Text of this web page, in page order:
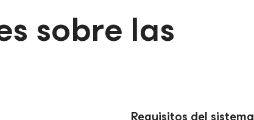
sobre las